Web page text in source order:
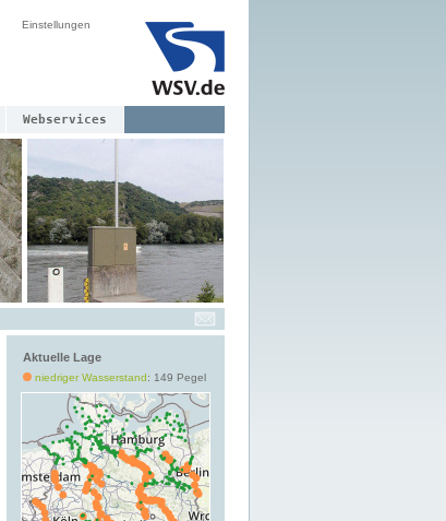
Einstellungen
Webservices
Aktuelle Lage
niedriger Wasserstand: 149 Pegel